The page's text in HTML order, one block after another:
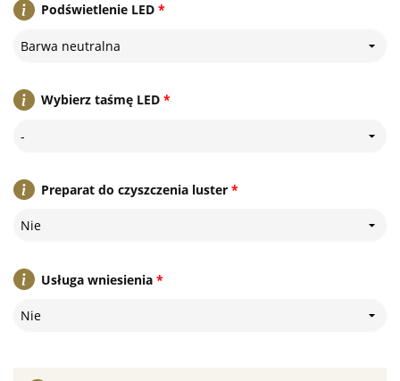
*
Podświetlenie LED
Barwa neutralna
*
Wybierz taśmę LED
-
*
Preparat do czyszczenia luster
Nie
*
Usługa wniesienia
Nie